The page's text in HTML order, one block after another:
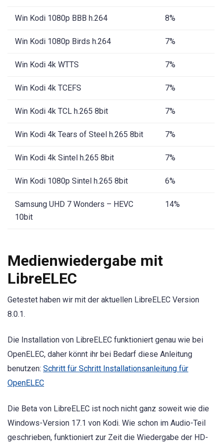
Win Kodi 1080p BBB h.264 8%
Win Kodi 1080p Birds h.264 7%
Win Kodi 4k WTTS 7%
Win Kodi 4k TCEFS 7%
Win Kodi 4k TCL h.265 8bit 7%
Win Kodi 4k Tears of Steel h.265 8bit 7%
Win Kodi 4k Sintel h.265 8bit 7%
Win Kodi 1080p Sintel h.265 8bit 6%
Samsung UHD 7 Wonders – HEVC
10bit
14%
Medienwiedergabe mit
LibreELEC
Getestet haben wir mit der aktuellen LibreELEC Version
8.0.1.
Die Installation von LibreELEC funktioniert genau wie bei
OpenELEC, daher könnt ihr bei Bedarf diese Anleitung
benutzen: Schritt für Schritt Installationsanleitung für
OpenELEC
Die Beta von LibreELEC ist noch nicht ganz soweit wie die
Windows-Version 17.1 von Kodi. Wie schon im Audio-Teil
geschrieben, funktioniert zur Zeit die Wiedergabe der HD-